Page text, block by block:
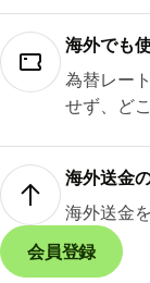
海外でも
為替レー
せず、ど
海外送金
海外送金
会員登録